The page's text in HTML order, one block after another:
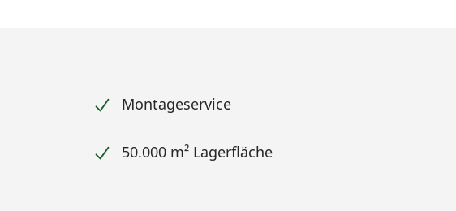
Montageservice
50.000 m² Lagerfläche